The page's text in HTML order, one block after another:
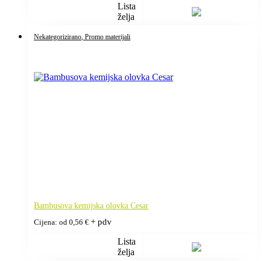
Lista
želja
Nekategorizirano , Promo materijali
Bambusova kemijska olovka Cesar
Cijena: od 0,56 € + pdv
Lista
želja